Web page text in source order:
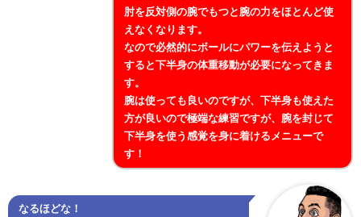
肘を反対側の腕でもつと腕の力をほとんど使
えなくなります。
なので必然的にボールにパワーを伝えようと
すると下半身の体重移動が必要になってきま
す。
腕は使っても良いのですが、下半身も使えた
方が良いので極端な練習ですが、腕を封じて
下半身を使う感覚を身に着けるメニューで
す！
なるほどな！